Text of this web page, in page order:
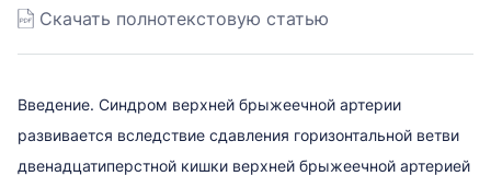
Скачать полнотекстовую статью
Введение. Синдром верхней брыжеечной артерии
развивается вследствие сдавления горизонтальной ветви
двенадцатиперстной кишки верхней брыжеечной артерией